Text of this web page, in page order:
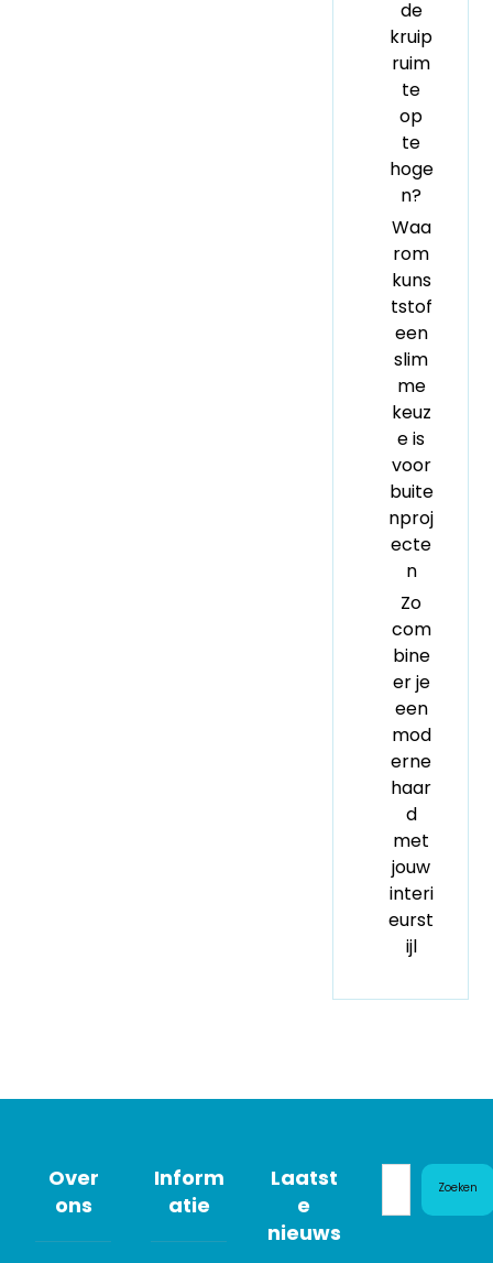
de
kruip
ruim
te
op
te
hoge
n?
Waa
rom
kuns
tstof
een
slim
me
keuz
e is
voor
buite
nproj
ecte
n
Zo
com
bine
er je
een
mod
erne
haar
d
met
jouw
interi
eurst
ijl
Over
ons
Inform
atie
Laatst
e
nieuws
Zoeken